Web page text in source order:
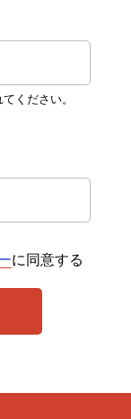
ください。
に同意する